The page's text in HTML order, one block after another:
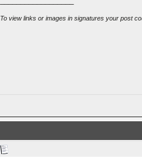
To view links or images in signatures your post